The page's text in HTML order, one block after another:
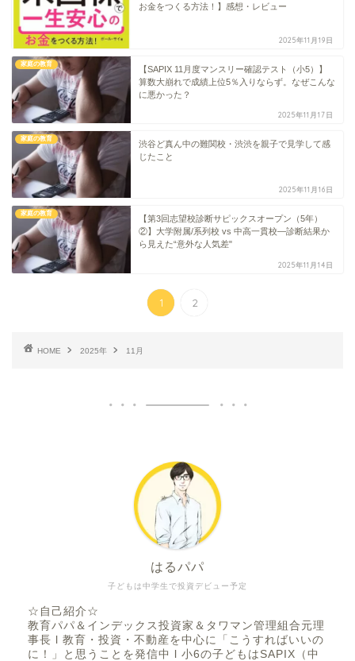
お金をつくる方法！】感想・レビュー
2025年11月19日
家庭の教育
【SAPIX 11月度マンスリー確認テスト（小5）】
算数大崩れで成績上位5％入りならず。なぜこんな
に悪かった？
2025年11月17日
家庭の教育
渋谷ど真ん中の難関校・渋渋を親子で見学して感
じたこと
2025年11月16日
家庭の教育
【第3回志望校診断サピックスオープン（5年）
②】大学附属/系列校 vs 中高一貫校―診断結果か
ら見えた“意外な人気差"
2025年11月14日
1 2
HOME 2025年 11月
子どもは中学生で投資デビュー予定
はるパパ
☆自己紹介☆
教育パパ＆インデックス投資家＆タワマン管理組合元理
事長 l 教育・投資・不動産を中心に「こうすればいいの
に！」と思うことを発信中 l 小6の子どもはSAPIX（中